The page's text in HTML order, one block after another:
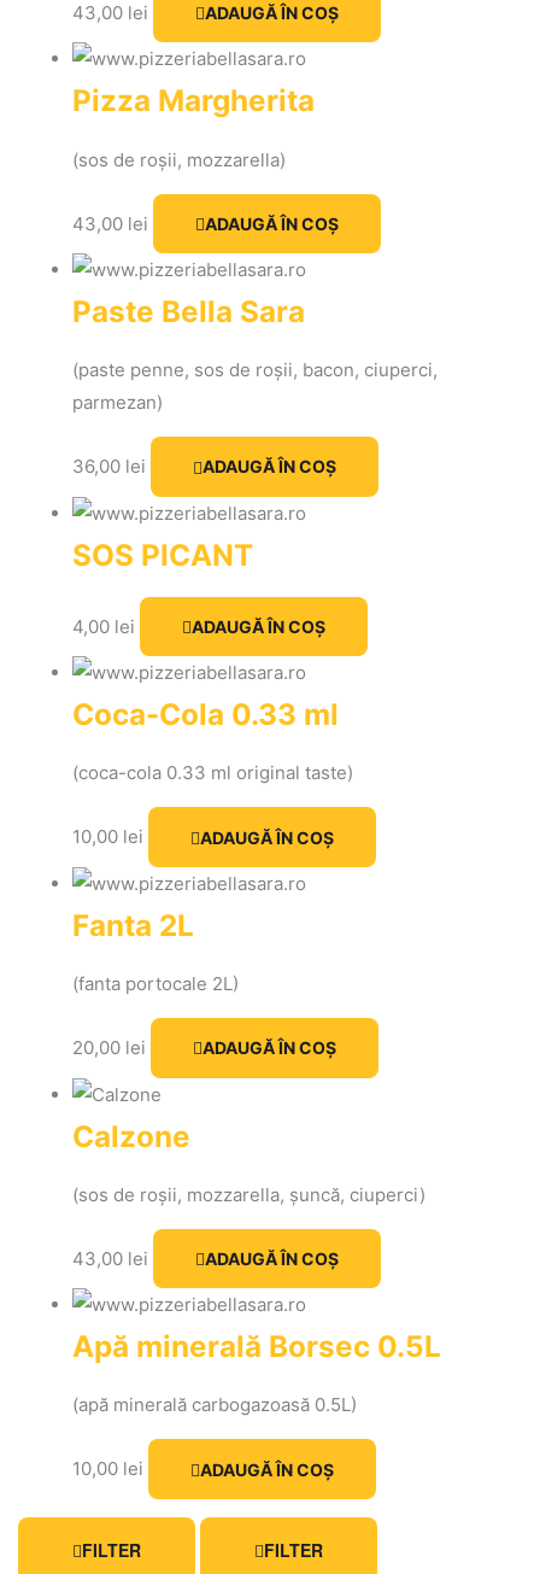
43,00 lei ADAUGĂ ÎN COȘ
Pizza Margherita
(sos de roșii, mozzarella)
43,00 lei ADAUGĂ ÎN COȘ
Paste Bella Sara
(paste penne, sos de roșii, bacon, ciuperci,
parmezan)
36,00 lei ADAUGĂ ÎN COȘ
SOS PICANT
4,00 lei ADAUGĂ ÎN COȘ
Coca-Cola 0.33 ml
(coca-cola 0.33 ml original taste)
10,00 lei ADAUGĂ ÎN COȘ
Fanta 2L
(fanta portocale 2L)
20,00 lei ADAUGĂ ÎN COȘ
Calzone
(sos de roșii, mozzarella, șuncă, ciuperci)
43,00 lei ADAUGĂ ÎN COȘ
Apă minerală Borsec 0.5L
(apă minerală carbogazoasă 0.5L)
10,00 lei ADAUGĂ ÎN COȘ
FILTER FILTER